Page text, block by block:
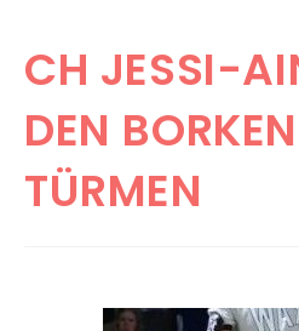
CH JESSI-
DEN
TÜRMEN